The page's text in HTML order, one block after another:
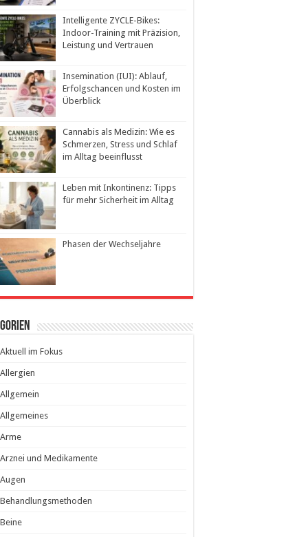
Intelligente ZYCLE-Bikes:
Indoor-Training mit Präzision,
Leistung und Vertrauen
Insemination (IUI): Ablauf,
Erfolgschancen und Kosten im
Überblick
Cannabis als Medizin: Wie es
Schmerzen, Stress und Schlaf
im Alltag beeinflusst
Leben mit Inkontinenz: Tipps
für mehr Sicherheit im Alltag
Phasen der Wechseljahre
Aktuell im Fokus
Allergien
Allgemein
Allgemeines
Arme
Arznei und Medikamente
Augen
Behandlungsmethoden
Beine